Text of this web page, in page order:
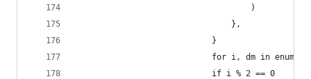
                                    )
                                },
                            }
for i, dm in
                            if i % 2 == 0